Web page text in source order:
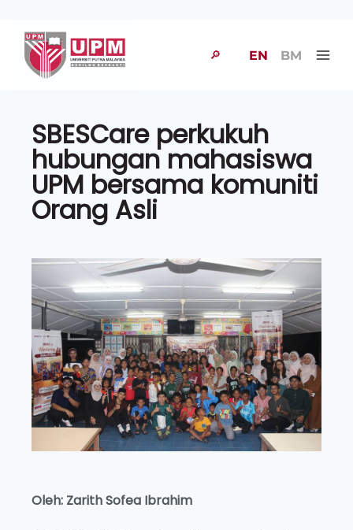
🔎 EN BM
SBESCare perkukuh
hubungan mahasiswa
UPM bersama komuniti
Orang Asli
Oleh: Zarith Sofea Ibrahim